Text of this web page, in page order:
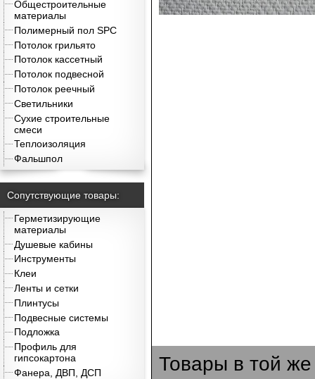
Общестроительные
материалы
Полимерный пол SPC
Потолок грильято
Потолок кассетный
Потолок подвесной
Потолок реечный
Светильники
Сухие строительные
смеси
Теплоизоляция
Фальшпол
Сопутствующие товары:
Герметизирующие
материалы
Душевые кабины
Инструменты
Клеи
Ленты и сетки
Плинтусы
Подвесные системы
Подложка
Профиль для
гипсокартона
Фанера, ДВП, ДСП
Товары в той же